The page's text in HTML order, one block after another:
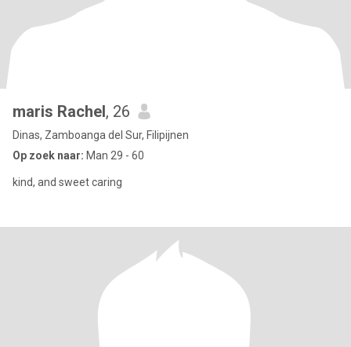
maris Rachel, 26
Dinas, Zamboanga del Sur, Filipijnen
Op zoek naar: Man 29 - 60
kind, and sweet caring